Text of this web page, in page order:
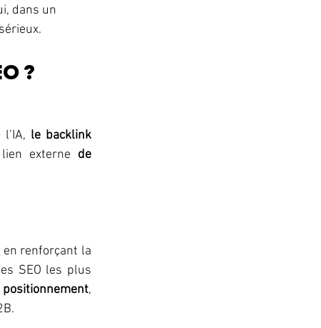
dans un
?
le backlink
externe de
en renforçant la
SEO les plus
,